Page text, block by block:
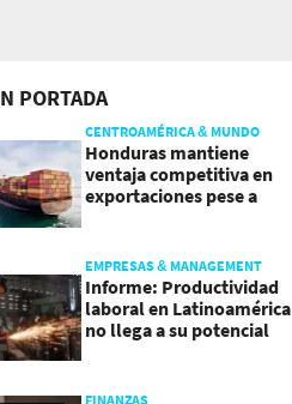
PORTADA
CENTROAMÉRICA & MUNDO
Honduras mantiene
ventaja competitiva en
exportaciones pese a
EMPRESAS & MANAGEMENT
Informe: Productividad
laboral en Latinoamérica
no llega a su potencial
FINANZAS